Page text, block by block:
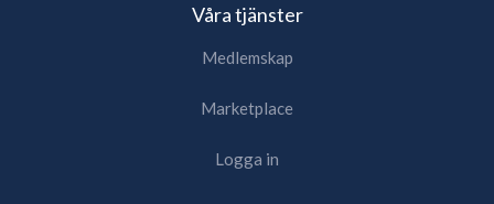
Våra tjänster
Medlemskap
Marketplace
Logga in